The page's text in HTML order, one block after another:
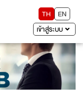
TH
EN
เข้าสู่ระบบ